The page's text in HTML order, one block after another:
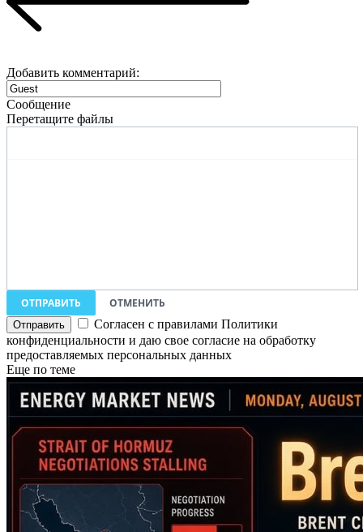
Добавить комментарий:
Сообщение
Перетащите файлы
ОТПРАВИТЬ
ОТМЕНИТЬ
Согласен с правилами Политики
конфиденциальности и даю свое согласие на обработку
предоставляемых персональных данных
Еще по теме